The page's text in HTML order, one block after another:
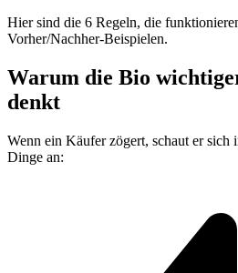
Hier sind die 6 Regeln, die
Vorher/Nachher-Beispielen.
Warum die Bio
denkt
Wenn ein Käufer zögert, schaut er sich
Dinge an: